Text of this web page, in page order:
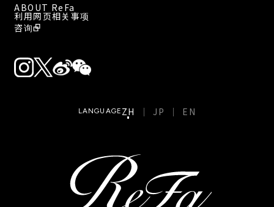
ABOUT ReFa
利用网页相关事项
咨询
LANGUAGE ZH JP EN